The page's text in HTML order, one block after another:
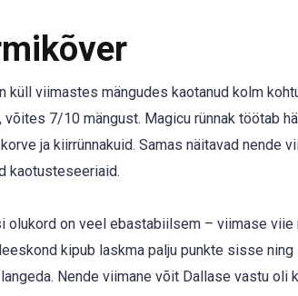
küll viimastes mängudes kaotanud kolm
võites 7/10 mängust. Magicu rünnak töötab
ja kiirrünnakuid. Samas näitavad
kaotusteseeriaid.
olukord on veel ebastabiilsem – viimase
kipub laskma palju punkte sisse
Nende viimane võit Dallase vastu